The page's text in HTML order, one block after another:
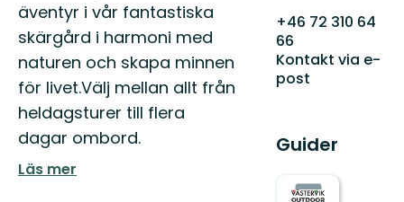
äventyr i vår fantastiska
skärgård i harmoni med
naturen och skapa minnen
för livet.Välj mellan allt från
heldagsturer till flera
dagar ombord.
Läs mer
+46 72 310 64
66
Kontakt via e-
post
Guider